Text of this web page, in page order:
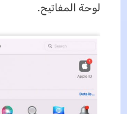
لوحة المفاتيح.